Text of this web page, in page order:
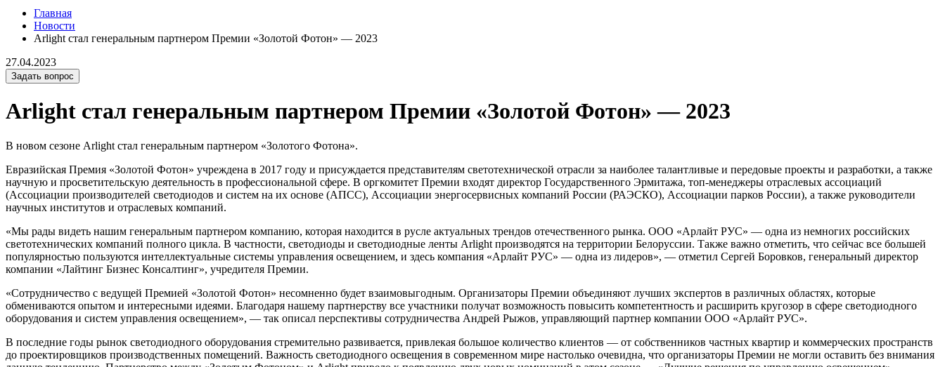
Главная
Новости
Arlight стал генеральным партнером Премии «Золотой Фотон» — 2023
27.04.2023
Задать вопрос
Arlight стал генеральным партнером Премии «Золотой Фотон» — 2023
В новом сезоне Arlight стал генеральным партнером «Золотого Фотона».
Евразийская Премия «Золотой Фотон» учреждена в 2017 году и присуждается представителям светотехнической отрасли за наиболее талантливые и передовые проекты и разработки, а также
научную и просветительскую деятельность в профессиональной сфере. В оргкомитет Премии входят директор Государственного Эрмитажа, топ-менеджеры отраслевых ассоциаций
(Ассоциации производителей светодиодов и систем на их основе (АПСС), Ассоциации энергосервисных компаний России (РАЭСКО), Ассоциации парков России), а также руководители
научных институтов и отраслевых компаний.
«Мы рады видеть нашим генеральным партнером компанию, которая находится в русле актуальных трендов отечественного рынка. ООО «Арлайт РУС» — одна из немногих российских
светотехнических компаний полного цикла. В частности, светодиоды и светодиодные ленты Arlight производятся на территории Белоруссии. Также важно отметить, что сейчас все большей
популярностью пользуются интеллектуальные системы управления освещением, и здесь компания «Арлайт РУС» — одна из лидеров», — отметил Сергей Боровков, генеральный директор
компании «Лайтинг Бизнес Консалтинг», учредителя Премии.
«Сотрудничество с ведущей Премией «Золотой Фотон» несомненно будет взаимовыгодным. Организаторы Премии объединяют лучших экспертов в различных областях, которые
обмениваются опытом и интересными идеями. Благодаря нашему партнерству все участники получат возможность повысить компетентность и расширить кругозор в сфере светодиодного
оборудования и систем управления освещением», — так описал перспективы сотрудничества Андрей Рыжов, управляющий партнер компании ООО «Арлайт РУС».
В последние годы рынок светодиодного оборудования стремительно развивается, привлекая большое количество клиентов — от собственников частных квартир и коммерческих пространств
до проектировщиков производственных помещений. Важность светодиодного освещения в современном мире настолько очевидна, что организаторы Премии не могли оставить без внимания